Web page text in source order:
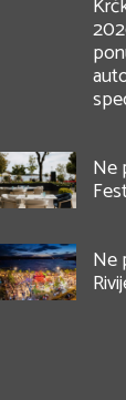
Ne
Ne